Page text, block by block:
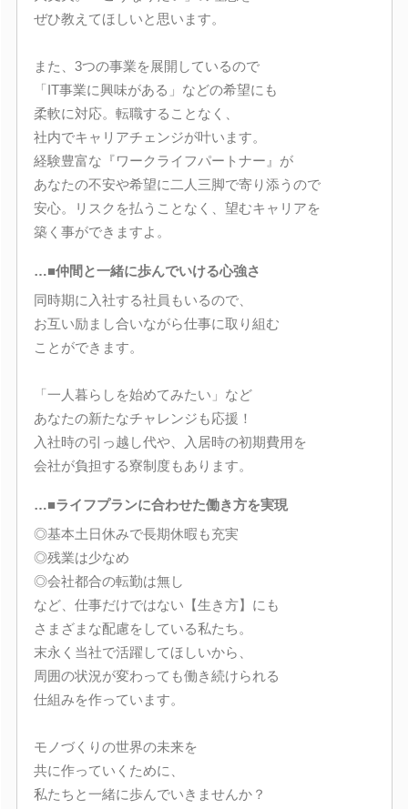
ぜひ教えてほしいと思います。
また、3つの事業を展開しているので
「IT事業に興味がある」などの希望にも
柔軟に対応。転職することなく、
社内でキャリアチェンジが叶います。
経験豊富な『ワークライフパートナー』が
あなたの不安や希望に二人三脚で寄り添うので
安心。リスクを払うことなく、望むキャリアを
築く事ができますよ。
…■仲間と一緒に歩んでいける心強さ
同時期に入社する社員もいるので、
お互い励まし合いながら仕事に取り組む
ことができます。
「一人暮らしを始めてみたい」など
あなたの新たなチャレンジも応援！
入社時の引っ越し代や、入居時の初期費用を
会社が負担する寮制度もあります。
…■ライフプランに合わせた働き方を実現
◎基本土日休みで長期休暇も充実
◎残業は少なめ
◎会社都合の転勤は無し
など、仕事だけではない【生き方】にも
さまざまな配慮をしている私たち。
末永く当社で活躍してほしいから、
周囲の状況が変わっても働き続けられる
仕組みを作っています。
モノづくりの世界の未来を
共に作っていくために、
私たちと一緒に歩んでいきませんか？